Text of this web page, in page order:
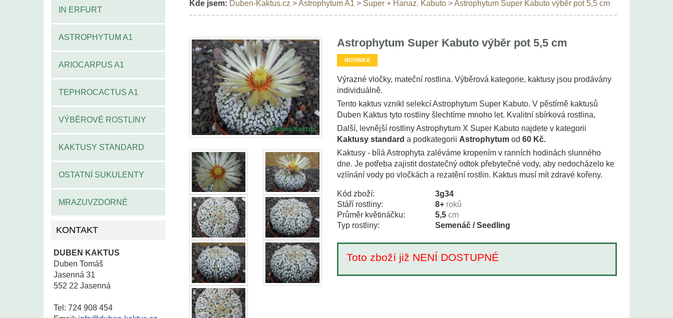
IN ERFURT
ASTROPHYTUM A1
ARIOCARPUS A1
TEPHROCACTUS A1
VÝBĚROVÉ ROSTLINY
KAKTUSY STANDARD
OSTATNÍ SUKULENTY
MRAZUVZDORNÉ
KONTAKT
DUBEN KAKTUS
Duben Tomáš
Jasenná 31
552 22 Jasenná
Tel: 724 908 454
Kde jsem: Duben-Kaktus.cz >Astrophytum A1 > Super + Hanaz. Kabuto>Astrophytum Super Kabuto výběr pot 5,5 cm
Astrophytum Super Kabuto výběr pot 5,5 cm
NOVINKA
Výrazné vločky, mateční rostlina. Výběrová kategorie, kaktusy jsou prodávány
individuálně.
Tento kaktus vznikl selekcí Astrophytum Super Kabuto. V pěstírně kaktusů
Duben Kaktus tyto rostliny šlechtíme mnoho let. Kvalitní sbírková rostlina,
Další, levnější rostliny Astrophytum X Super Kabuto najdete v kategorii
Kaktusy standard a podkategorii Astrophytumod 60 Kč.
Kaktusy - bílá Astrophyta zaléváme kropením v ranních hodinách slunného
dne. Je potřeba zajistit dostatečný odtok přebytečné vody, aby nedocházelo ke
vzlínání vody po vločkách a rezatění rostlin. Kaktus musí mít zdravé kořeny.
Kód zboží:
3g34
Stáří rostliny:
8+ roků
Průměr květináčku:
5,5 cm
Typ rostliny:
Semenáč / Seedling
Toto zboží již NENÍ DOSTUPNÉ